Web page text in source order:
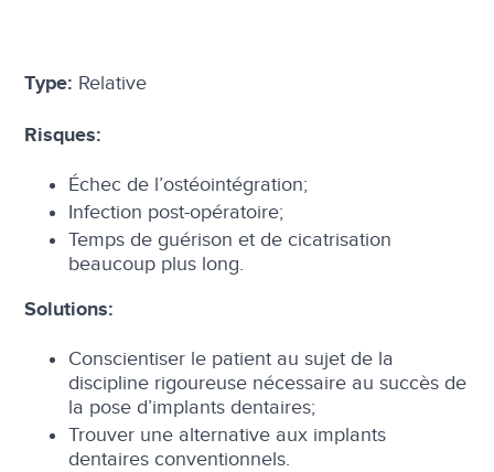
Type: Relative
Risques:
Échec de l’ostéointégration;
Infection post-opératoire;
Temps de guérison et de cicatrisation
beaucoup plus long.
Solutions:
Conscientiser le patient au sujet de la
discipline rigoureuse nécessaire au succès de
la pose d’implants dentaires;
Trouver une alternative aux implants
dentaires conventionnels.